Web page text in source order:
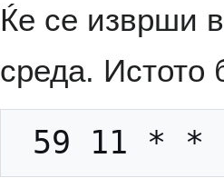
Ќе се изврши
среда. Истото